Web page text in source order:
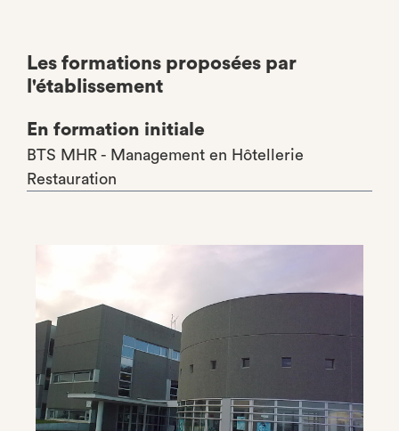
Les formations proposées par
l'établissement
En formation initiale
BTS MHR - Management en Hôtellerie
Restauration